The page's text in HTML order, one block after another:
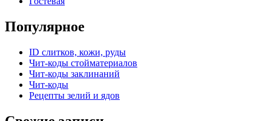
Популярное
ID слитков, кожи, руды
Чит-коды стойматериалов
Чит-коды заклинаний
Чит-коды
Рецепты зелий и ядов